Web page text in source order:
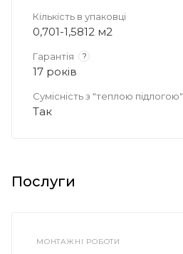
Кількість в упаковці
0,701-1,5812 м2
Гарантія ?
17 років
Сумісність з "теплою підлогою"
Так
Послуги
МОНТАЖНІ РОБОТИ